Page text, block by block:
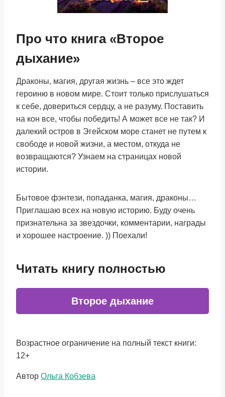
Про что книга «Второе
дыхание»
Драконы, магия, другая жизнь – все это ждет
героиню в новом мире. Стоит только прислушаться
к себе, довериться сердцу, а не разуму. Поставить
на кон все, чтобы победить! А может все не так? И
далекий остров в Эгейском море станет не путем к
свободе и новой жизни, а местом, откуда не
возвращаются? Узнаем на страницах новой
истории.
Бытовое фэнтези, попаданка, магия, драконы…
Приглашаю всех на новую историю. Буду очень
признательна за звездочки, комментарии, награды
и хорошее настроение. )) Поехали!
Читать книгу полностью
Второе дыхание
Возрастное ограничение на полный текст книги:
12+
Метки
Автор Ольга Кобзева